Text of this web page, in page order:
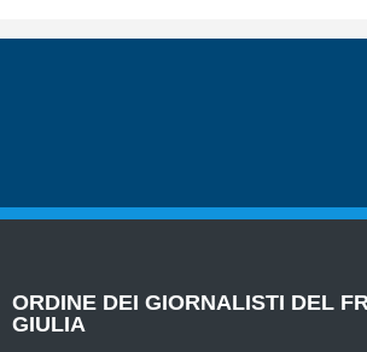
ORDINE DEI GIORNALISTI DEL
GIULIA